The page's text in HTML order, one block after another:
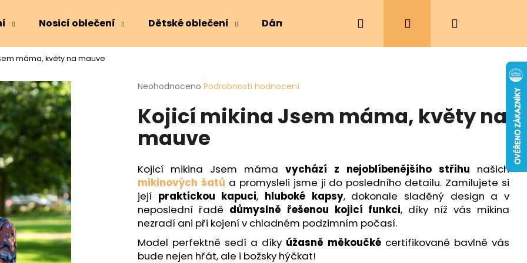
Nosicí oblečení Dětské oblečení Dámské oblečení Ergonomická nosítka
Hledat PřihlášeníNákupní
máma, květy na mauve
Průměrné
produktu
je
hvězdiček.
Neohodnoceno Podrobnosti hodnocení
Kojicí mikina Jsem máma, květy na
mauve
Kojicí mikina Jsem máma vychází z nejoblíbenějšího střihu našich
mikinových šatů a promysleli jsme ji do posledního detailu. Zamilujete si
její praktickou kapuci, hluboké kapsy, dokonale sladěný design a v
neposlední řadě důmyslně řešenou kojicí funkci, díky níž vás mikina
nezradí ani při kojení v chladném podzimním počasí.
Model perfektně sedí a díky úžasně měkoučké certifikované bavlně vás
bude nejen hřát, ale i božsky hýčkat!
Co potřebujete najít?
HLEDAT
Doporučujeme